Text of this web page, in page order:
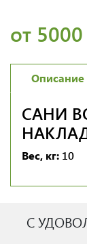
от 5000
Описание
САНИ
Вес, кг: 10
С